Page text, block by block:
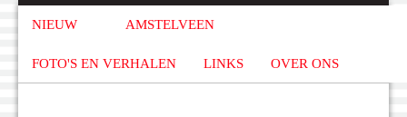
NIEUW AMSTELVEEN
FOTO'S EN VERHALEN LINKS OVER ONS